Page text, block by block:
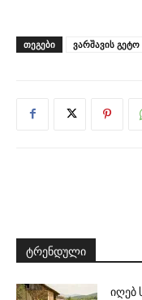
ᲗᲔᲒᲔᲑᲘ ვარშავის გეტო
ტრენდული
იღებ